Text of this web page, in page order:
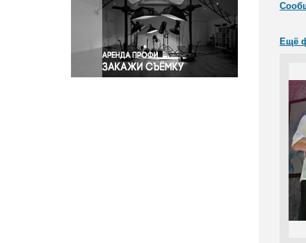
Спорт
Экология
Экономика и бизнес
Ещё